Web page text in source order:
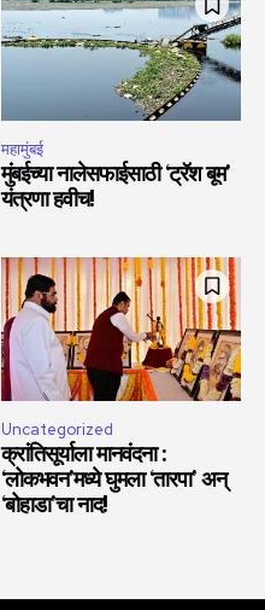
महामुंबई
मुंबईच्या नालेसफाईसाठी ‘ट्रॅश बूम’
यंत्रणा हवीच!
Uncategorized
क्रांतिसूर्याला मानवंदना :
‘लोकभवन’मध्ये घुमला ‘तारपा’ अन्
‘बोहाडा’चा नाद!